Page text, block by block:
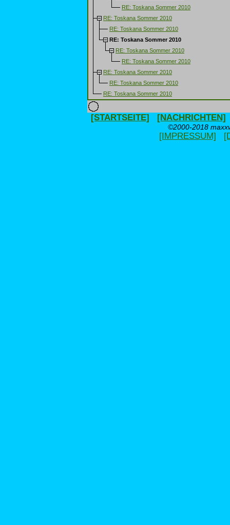
RE: Toskana Sommer 2010
RE: Toskana Sommer 2010
RE: Toskana Sommer 2010
RE: Toskana Sommer 2010
RE: Toskana Sommer 2010
RE: Toskana Sommer 2010
RE: Toskana Sommer 2010
RE: Toskana Sommer 2010
RE: Toskana Sommer 2010
[STARTSEITE] [NACHRICHTEN]
©2000-2018
[IMPRESSUM]